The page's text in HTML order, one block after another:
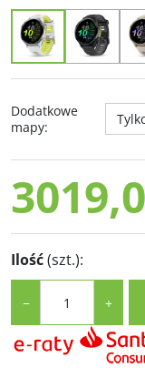
Dodatkowe
mapy:
Ilość(szt.):
− +